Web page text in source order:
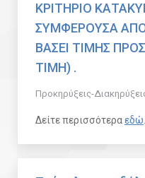
ΚΡΙΤΗΡΙΟ
ΣΥΜΦΕΡΟΥΣΑ
ΒΑΣΕΙ ΤΙΜΗΣ
ΤΙΜΗ) .
Προκηρύξεις-
Δείτε περισσότεραεδώ